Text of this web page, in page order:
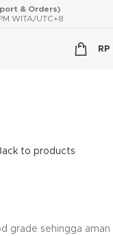
& Orders)
WITA/UTC+8
RP
to products
grade sehingga aman